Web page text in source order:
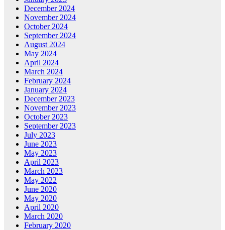
December 2024
November 2024
October 2024
September 2024
August 2024
May 2024
April 2024
March 2024
February 2024
January 2024
December 2023
November 2023
October 2023
September 2023
July 2023
June 2023
May 2023
April 2023
March 2023
May 2022
June 2020
May 2020
April 2020
March 2020
February 2020